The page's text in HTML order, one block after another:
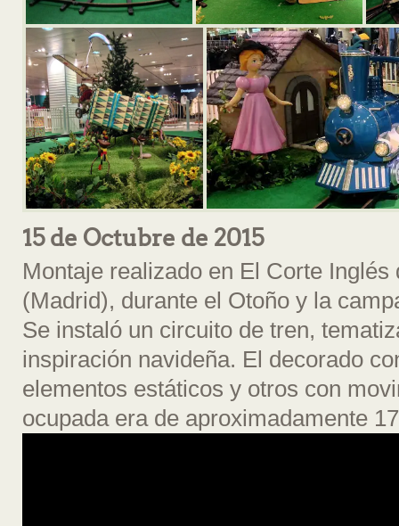
15 de Octubre de 2015
Montaje realizado en El Corte Inglés
(Madrid), durante el Otoño y la
Se instaló un circuito de tren,
inspiración navideña. El decorado
elementos estáticos y otros con
ocupada era de aproximadamente